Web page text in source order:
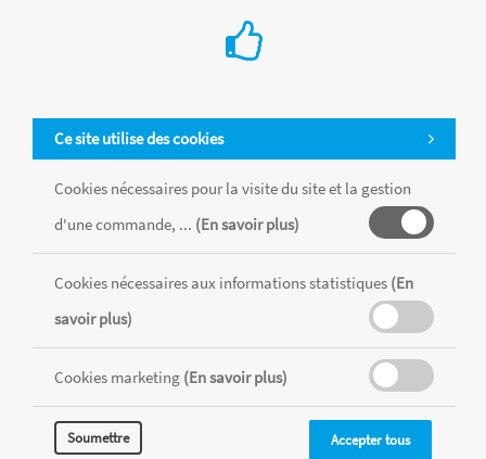
€ 3.10
Cette perforatrice Flamant Rose vous permettra de perforer de
jolies silhouettes dans une multitudes de papiers colorés et
imprimés de votre choix pour vos créations.
Ajouter au Panier
Ce site utilise des cookies
Cookies nécessaires pour la visite du site et la gestion
d'une commande, ... (En savoir plus)
Cookies nécessaires aux informations statistiques (En
savoir plus)
Cookies marketing (En savoir plus)
Soumettre Accepter tous